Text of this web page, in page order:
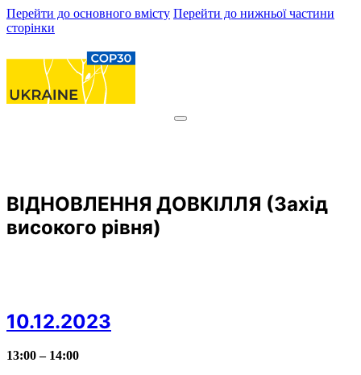
Перейти до основного вмісту Перейти до нижньої частини
сторінки
ВІДНОВЛЕННЯ ДОВКІЛЛЯ (Захід
високого рівня)
10.12.2023
13:00 – 14:00